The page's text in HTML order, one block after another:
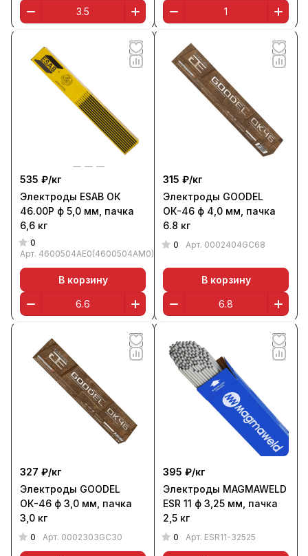
535 ₽/кг
Электроды ESAB ОК
46.00Р ф 5,0 мм, пачка
6,6 кг
0
Арт. 4600504AE0(4600504AM0)
В корзину
315 ₽/кг
Электроды GOODEL
ОК-46 ф 4,0 мм, пачка
6.8 кг
0 Арт. 0002404GC68
В корзину
327 ₽/кг
Электроды GOODEL
ОК-46 ф 3,0 мм, пачка
3,0 кг
0 Арт. 0002303GC30
395 ₽/кг
Электроды MAGMAWELD
ESR 11 ф 3,25 мм, пачка
2,5 кг
0 Арт. ESR11-32525